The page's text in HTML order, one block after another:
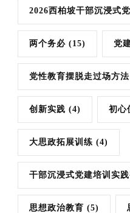
2026西柏坡干部沉浸式
两个务必 (15) 党
党性教育摆脱走过场方法
创新实践 (4) 初心
大思政拓展训练 (4)
干部沉浸式党建培训实
思想政治教育 (5)